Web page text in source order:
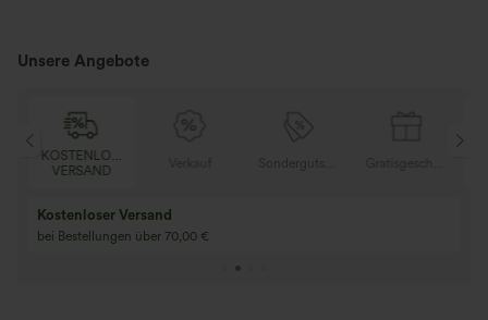
Unsere Angebote
KOSTENLOSER
VERSAND
Kostenloser Versand
bei Bestellungen über 70,00 €